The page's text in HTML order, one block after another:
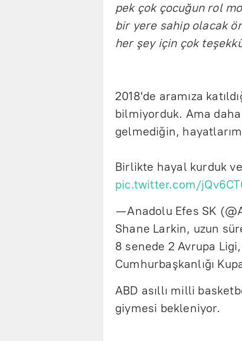
pek çok çocuğun rol
bir yere sahip olacak
her şey için çok
2018'de aramıza
bilmiyorduk. Ama
gelmediğin,
Birlikte hayal kurduk
pic.twitter.com/
— Anadolu Efes SK
Shane Larkin, uzun
8 senede 2 Avrupa
Cumhurbaşkanlığı
ABD asıllı milli
giymesi bekleniyor.